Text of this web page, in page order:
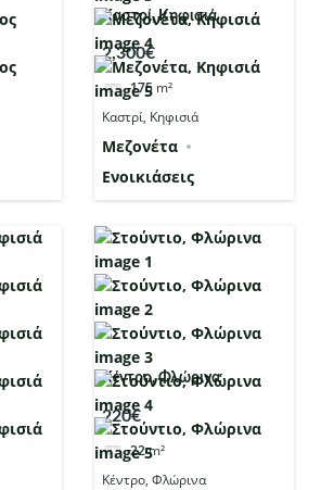
Καστρί, Κηφισιά
2,300€
175 m²
Καστρί, Κηφισιά
Μεζονέτα
Ενοικιάσεις
Κέντρο, Φλώρινα
220€
22m²
Κέντρο, Φλώρινα